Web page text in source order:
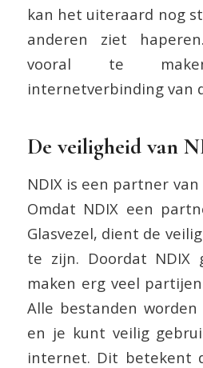
kan het uiteraard nog
anderen ziet
vooral te
internetverbinding van
De veiligheid van
NDIX is een partner van
Omdat NDIX een
Glasvezel, dient de
te zijn. Doordat NDIX
maken erg veel
Alle bestanden worden
en je kunt veilig
internet. Dit betekent